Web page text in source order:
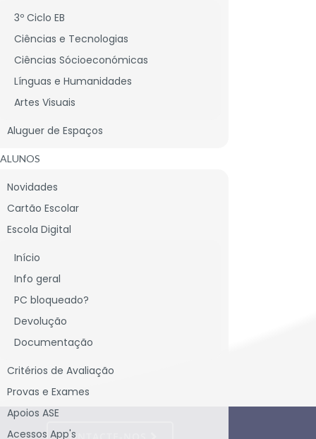
3º Ciclo EB
Ciências e Tecnologias
Ciências Sócioeconómicas
Línguas e Humanidades
Artes Visuais
Aluguer de Espaços
ALUNOS
Novidades
Cartão Escolar
Escola Digital
Início
Info geral
PC bloqueado?
Devolução
Documentação
Critérios de Avaliação
Provas e Exames
Apoios ASE
Acessos App's
Educação Especial-22h, já está
informações.